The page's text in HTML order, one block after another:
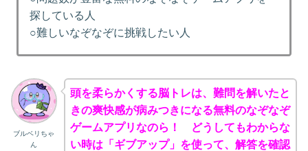
探している人
○難しいなぞなぞに挑戦したい人
ブルベリちゃ
ん
頭を柔らかくする脳トレは、難問を解いたと
きの爽快感が病みつきになる無料のなぞなぞ
ゲームアプリなのら！ どうしてもわからな
い時は「ギブアップ」を使って、解答を確認